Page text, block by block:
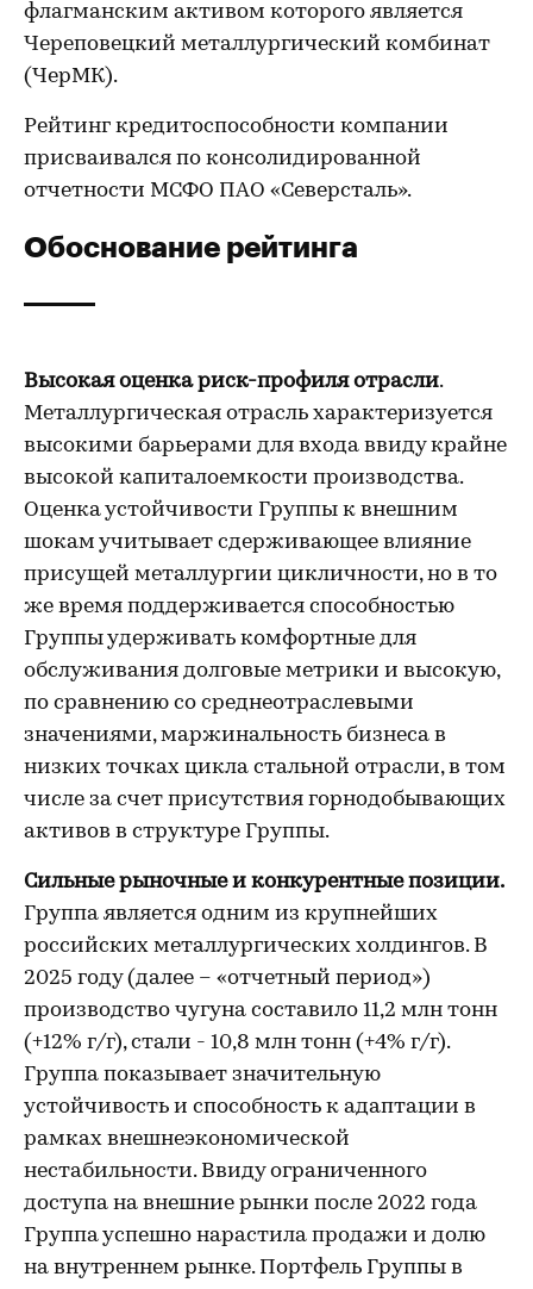
флагманским активом которого является
Череповецкий металлургический комбинат
(ЧерМК).
Рейтинг кредитоспособности компании
присваивался по консолидированной
отчетности МСФО ПАО «Северсталь».
Обоснование рейтинга
Высокая оценка риск-профиля отрасли.
Металлургическая отрасль характеризуется
высокими барьерами для входа ввиду крайне
высокой капиталоемкости производства.
Оценка устойчивости Группы к внешним
шокам учитывает сдерживающее влияние
присущей металлургии цикличности, но в то
же время поддерживается способностью
Группы удерживать комфортные для
обслуживания долговые метрики и высокую,
по сравнению со среднеотраслевыми
значениями, маржинальность бизнеса в
низких точках цикла стальной отрасли, в том
числе за счет присутствия горнодобывающих
активов в структуре Группы.
Сильные рыночные и конкурентные позиции.
Группа является одним из крупнейших
российских металлургических холдингов. В
2025 году (далее – «отчетный период»)
производство чугуна составило 11,2 млн тонн
(+12% г/г), стали - 10,8 млн тонн (+4% г/г).
Группа показывает значительную
устойчивость и способность к адаптации в
рамках внешнеэкономической
нестабильности. Ввиду ограниченного
доступа на внешние рынки после 2022 года
Группа успешно нарастила продажи и долю
на внутреннем рынке. Портфель Группы в